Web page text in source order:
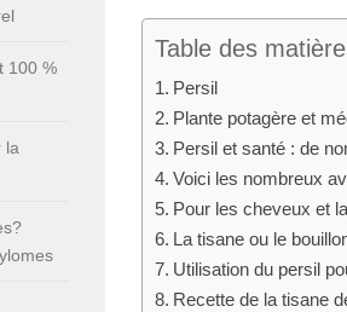
Table des
Persil
Plante potagère et
Persil et santé : de
Voici les nombreux
Pour les cheveux et
La tisane ou le
Utilisation du persil
Recette de la tisane
100 %
la